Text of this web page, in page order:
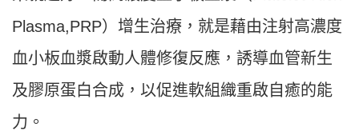
Plasma,PRP）增生治療，就是藉由注射高濃度
血小板血漿啟動人體修復反應，誘導血管新生
及膠原蛋白合成，以促進軟組織重啟自癒的能
力。